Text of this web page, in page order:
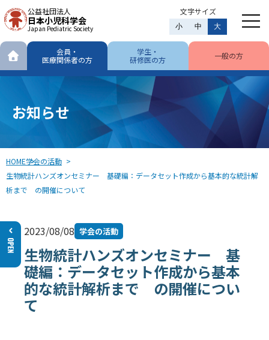
公益社団法人
日本小児科学会
Japan Pediatric Society
文字サイズ
小 中 大
会員・
医療関係者の方
学生・
研修医の方
一般の方
お知らせ
HOME学会の活動
生物統計ハンズオンセミナー 基礎編：データセット作成から基本的な統計解
析まで の開催について
2023/08/08 学会の活動
生物統計ハンズオンセミナー 基
礎編：データセット作成から基本
的な統計解析まで の開催につい
て